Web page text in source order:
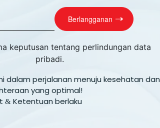
keputusan tentang perlindungan data
pribadi.
dalam perjalanan menuju kesehatan dan
yang optimal!
& Ketentuan berlaku